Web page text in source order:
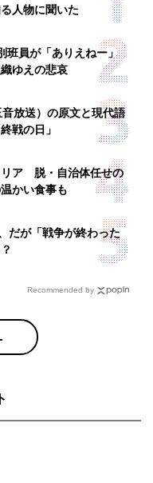
人物に聞いた
班員が「ありえねー」
ゆえの悲哀
放送）の原文と現代語
戦の日」
リア 脱・自治体任せの
かい食事も
だが「戦争が終わった
Recommended by